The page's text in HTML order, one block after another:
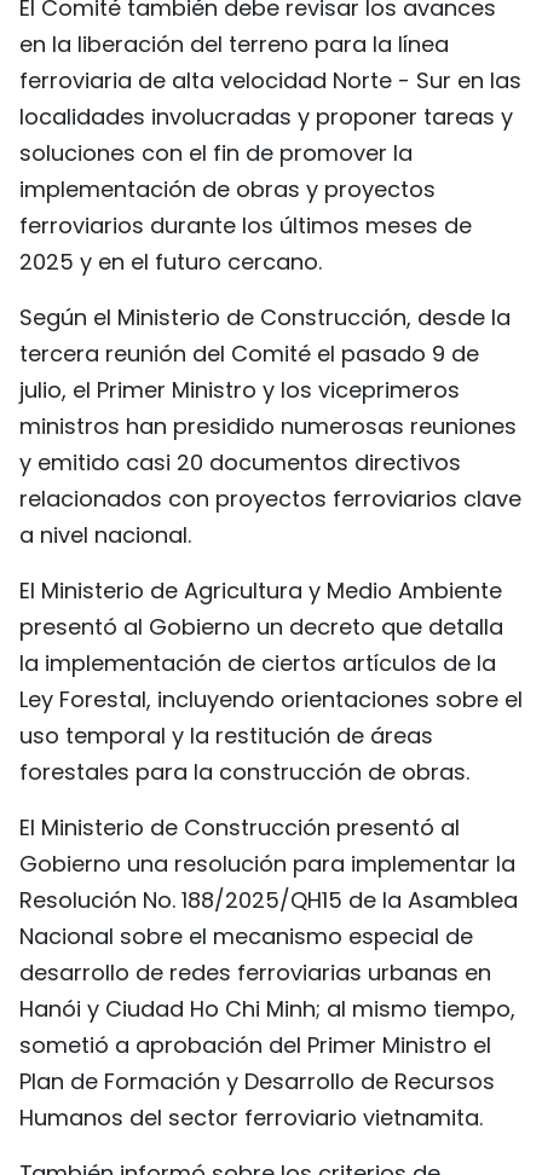
El Comité también debe revisar los avances
en la liberación del terreno para la línea
ferroviaria de alta velocidad Norte - Sur en las
localidades involucradas y proponer tareas y
soluciones con el fin de promover la
implementación de obras y proyectos
ferroviarios durante los últimos meses de
2025 y en el futuro cercano.
Según el Ministerio de Construcción, desde la
tercera reunión del Comité el pasado 9 de
julio, el Primer Ministro y los viceprimeros
ministros han presidido numerosas reuniones
y emitido casi 20 documentos directivos
relacionados con proyectos ferroviarios clave
a nivel nacional.
El Ministerio de Agricultura y Medio Ambiente
presentó al Gobierno un decreto que detalla
la implementación de ciertos artículos de la
Ley Forestal, incluyendo orientaciones sobre el
uso temporal y la restitución de áreas
forestales para la construcción de obras.
El Ministerio de Construcción presentó al
Gobierno una resolución para implementar la
Resolución No. 188/2025/QH15 de la Asamblea
Nacional sobre el mecanismo especial de
desarrollo de redes ferroviarias urbanas en
Hanói y Ciudad Ho Chi Minh; al mismo tiempo,
sometió a aprobación del Primer Ministro el
Plan de Formación y Desarrollo de Recursos
Humanos del sector ferroviario vietnamita.